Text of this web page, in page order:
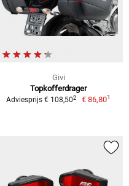
Givi
Topkofferdrager
Adviesprijs € 108,502 € 86,801